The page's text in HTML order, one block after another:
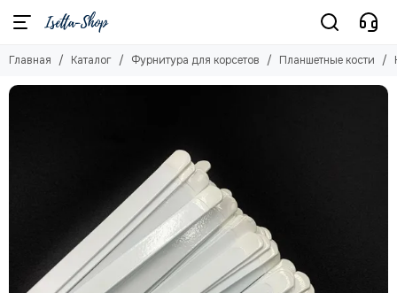
Фурнитура для корсетов
Атласные ленты двухсторонние
Дублерин клеевой
Главная Каталог Фурнитура для корсетов Планшетные кости